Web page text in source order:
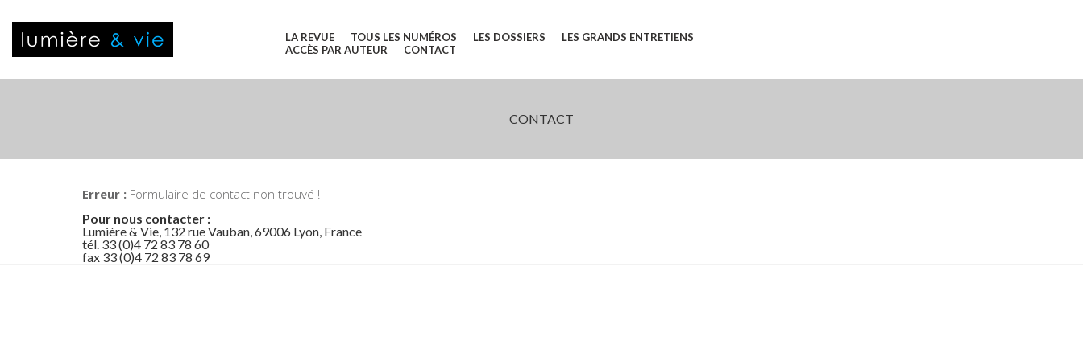
LA REVUE TOUS LES NUMÉROS LES DOSSIERS
LES GRANDS ENTRETIENS
ACCÈS PAR AUTEUR
CONTACT
CONTACT
Erreur : Formulaire de contact non trouvé !
Pour nous contacter :
Lumière & Vie, 132 rue Vauban, 69006 Lyon, France
tél. 33 (0)4 72 83 78 60
fax 33 (0)4 72 83 78 69